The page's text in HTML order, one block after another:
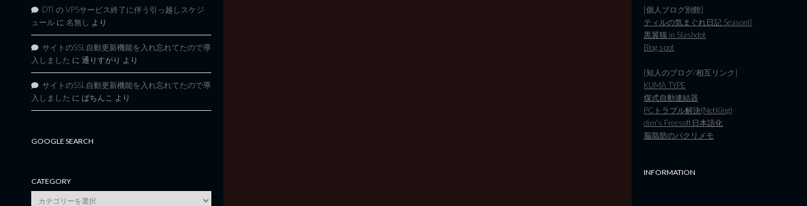
DTI の VPSサービス終了に伴う引っ越しスケジ
ュール に 名無し より
サイトのSSL自動更新機能を入れ忘れてたので導
入しました に 通りすがり より
サイトのSSL自動更新機能を入れ忘れてたので導
入しました に ぱちんこ より
GOOGLE SEARCH
CATEGORY
category
[個人ブログ別館]
ティルの気まぐれ日記 SeasonII
黒翼猫 in Slashdot
Blog spot
[知人のブログ/相互リンク]
KUMA TYPE
煤式自動連結器
PCトラブル解決(NetKing)
dim's Freesoft日本語化
脳脂肪のパクリメモ
INFORMATION